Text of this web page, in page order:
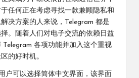
任何正在考虑寻找一款兼顾隐私和
决方案的人来说，Telegram 都是
。随着人们对电子交流的依赖日益
Telegram 各项功能并加入这个重视
的好时机。
户可以选择简体中文界面，该界面